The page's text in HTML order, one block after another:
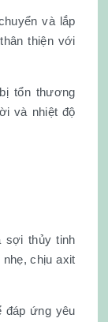
và lắp
thiện với
tổn thương
và nhiệt độ
sợi thủy tinh
chịu axit
đáp ứng yêu